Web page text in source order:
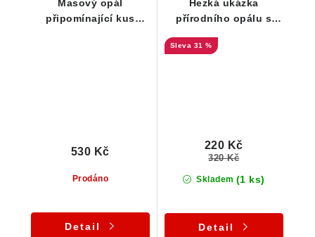
Masový opál
připomínající kus
Prodáno
530 Kč
Detail
Hezká ukázka
přírodního opálu s
zbarvením
31 %
Skladem (1 ks)
220 Kč
320 Kč
Detail